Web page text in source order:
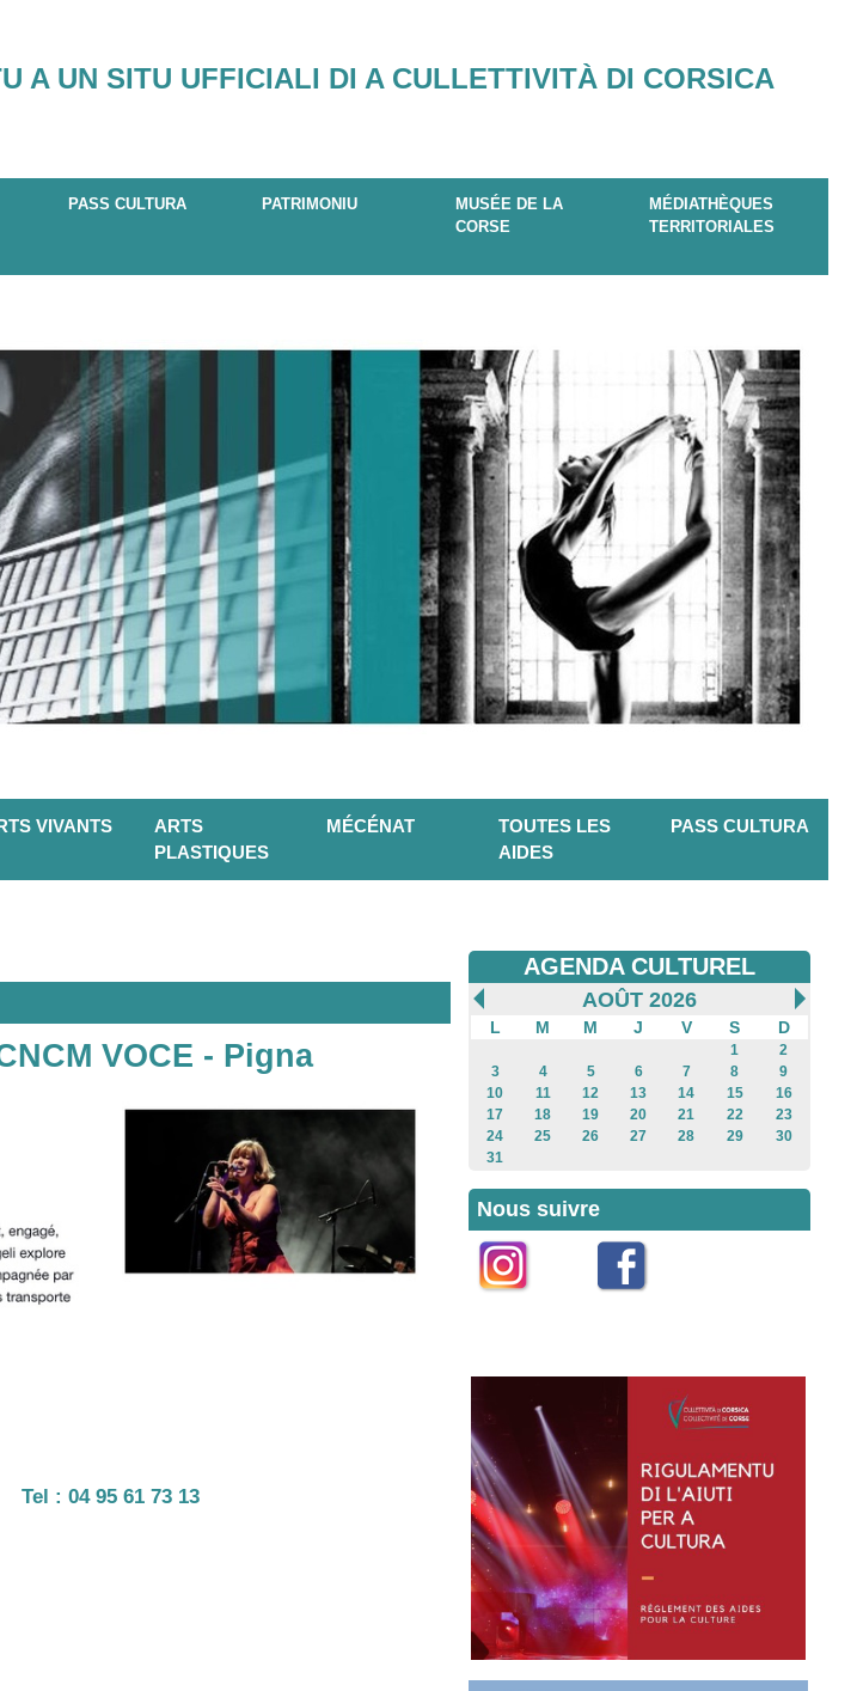
A UN SITU UFFICIALI DI A CULLETTIVITÀ DI CORSICA
PASS CULTURA PATRIMONIU
MUSÉE DE LA
CORSE
MÉDIATHÈQUES
TERRITORIALES
VIVANTS
ARTS
PLASTIQUES
MÉCÉNAT
TOUTES LES
AIDES
PASS CULTURA
VOCE - Pigna
Tel : 04 95 61 73 13
AGENDA CULTUREL
AOÛT 2026
L M M J V S D
1
2
3
4 5 6 7 8
9
10
11 12 13 14 15
16
17
18 19 20 21 22
23
24
25 26 27 28 29
30
31
Nous suivre